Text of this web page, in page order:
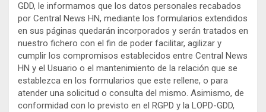
GDD, le informamos que los datos personales recabados
por Central News HN, mediante los formularios extendidos
en sus páginas quedarán incorporados y serán tratados en
nuestro fichero con el fin de poder facilitar, agilizar y
cumplir los compromisos establecidos entre Central News
HN y el Usuario o el mantenimiento de la relación que se
establezca en los formularios que este rellene, o para
atender una solicitud o consulta del mismo. Asimismo, de
conformidad con lo previsto en el RGPD y la LOPD-GDD,